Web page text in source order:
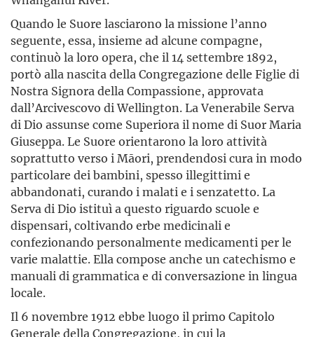
Quando le Suore lasciarono la missione l’anno
seguente, essa, insieme ad alcune compagne,
continuò la loro opera, che il 14 settembre 1892,
portò alla nascita della Congregazione delle Figlie di
Nostra Signora della Compassione, approvata
dall’Arcivescovo di Wellington. La Venerabile Serva
di Dio assunse come Superiora il nome di Suor Maria
Giuseppa. Le Suore orientarono la loro attività
soprattutto verso i Māori, prendendosi cura in modo
particolare dei bambini, spesso illegittimi e
abbandonati, curando i malati e i senzatetto. La
Serva di Dio istituì a questo riguardo scuole e
dispensari, coltivando erbe medicinali e
confezionando personalmente medicamenti per le
varie malattie. Ella compose anche un catechismo e
manuali di grammatica e di conversazione in lingua
locale.
Il 6 novembre 1912 ebbe luogo il primo Capitolo
Generale della Congregazione, in cui la